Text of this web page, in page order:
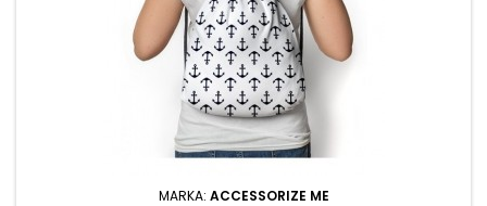
MARKA: ACCESSORIZE ME